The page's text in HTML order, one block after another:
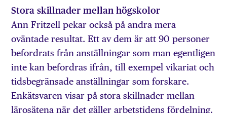
Stora skillnader mellan högskolor
Ann Fritzell pekar också på andra mera
oväntade resultat. Ett av dem är att 90 personer
befordrats från anställningar som man egentligen
inte kan befordras ifrån, till exempel vikariat och
tidsbegränsade anställningar som forskare.
Enkätsvaren visar på stora skillnader mellan
lärosätena när det gäller arbetstidens fördelning.